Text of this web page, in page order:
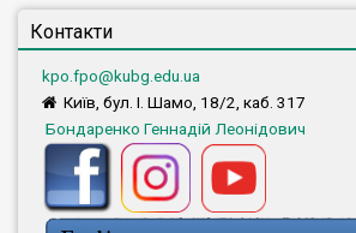
Контакти
kpo.fpo@kubg.edu.ua
Київ, бул. І. Шамо, 18/2, каб. 317
Бондаренко Геннадій Леонідович